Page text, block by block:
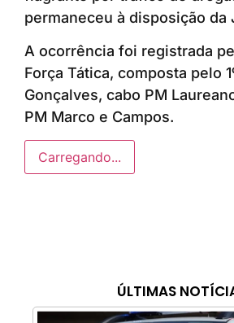
ÚLTIMAS
permaneceu à disposição da
A ocorrência foi registrada
Força Tática, composta pelo
Gonçalves, cabo PM
PM Marco e Campos.
Carregando...